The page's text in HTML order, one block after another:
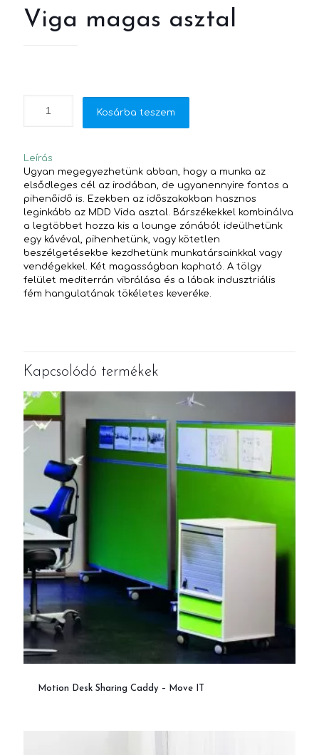
Viga magas asztal
Kosárba teszem
Leírás
Ugyan megegyezhetünk abban, hogy a munka az
elsődleges cél az irodában, de ugyanennyire fontos a
pihenőidő is. Ezekben az időszakokban hasznos
leginkább az MDD Vida asztal. Bárszékekkel kombinálva
a legtöbbet hozza kis a lounge zónából: ideülhetünk
egy kávéval, pihenhetünk, vagy kötetlen
beszélgetésekbe kezdhetünk munkatársainkkal vagy
vendégekkel. Két magasságban kapható. A tölgy
felület mediterrán vibrálása és a lábak indusztriális
fém hangulatának tökéletes keveréke.
Kapcsolódó termékek
Motion Desk Sharing Caddy – Move IT